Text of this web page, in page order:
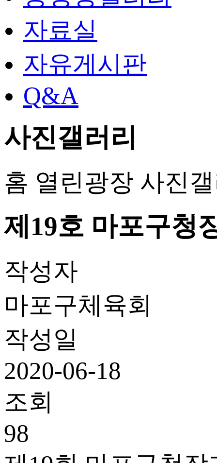
자료실
자유게시판
Q&A
사진갤러리
홈 열린광장 사진
제19호 마포구청
작성자
마포구체육회
작성일
2020-06-18
조회
98